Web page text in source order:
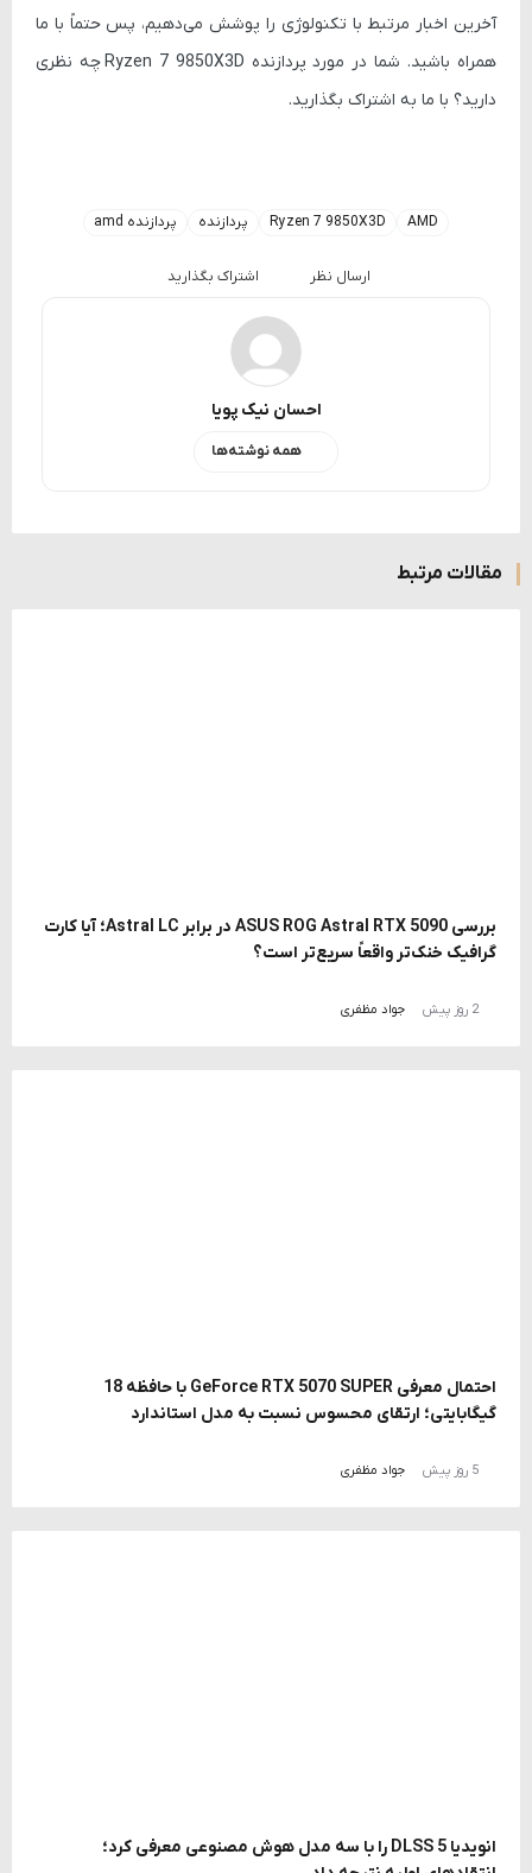
آخرین اخبار مرتبط با تکنولوژی را پوشش می‌دهیم، پس حتماً با ما
همراه باشید. شما در مورد پردازنده Ryzen 7 9850X3Dچه نظری
دارید؟ با ما به اشتراک بگذارید.
AMD
Ryzen 7 9850X3D پردازنده پردازنده amd
ارسال نظر اشتراک بگذارید
احسان نیک پویا
همه نوشته‌ها
مقالات مرتبط
بررسی ASUS ROG Astral RTX 5090 در برابر Astral LC؛ آیا کارت
گرافیک خنک‌تر واقعاً سریع‌تر است؟
2 روز پیش جواد مظفری
احتمال معرفی GeForce RTX 5070 SUPER با حافظه 18
گیگابایتی؛ ارتقای محسوس نسبت به مدل استاندارد
5 روز پیش جواد مظفری
انویدیا DLSS 5 را با سه مدل هوش مصنوعی معرفی کرد؛